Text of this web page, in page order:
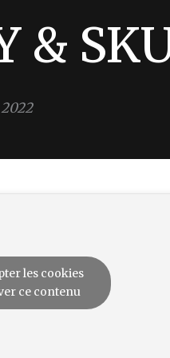
&
les cookies
ce contenu